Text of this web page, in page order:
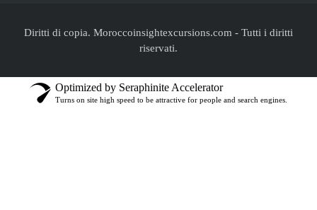
Diritti di copia. Moroccoinsightexcursions.com - Tutti i diritti
riservati.
Optimized by Seraphinite Accelerator
Turns on site high speed to be attractive for people and search engines.